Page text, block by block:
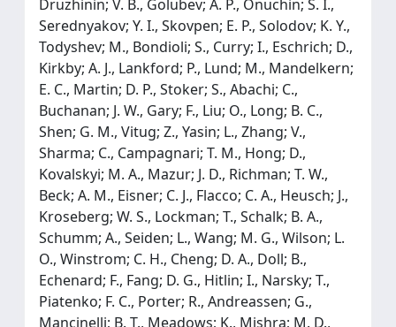
Druzhinin; V. B., Golubev; A. P., Onuchin; S. I.,
Serednyakov; Y. I., Skovpen; E. P., Solodov; K. Y.,
Todyshev; M., Bondioli; S., Curry; I., Eschrich; D.,
Kirkby; A. J., Lankford; P., Lund; M., Mandelkern;
E. C., Martin; D. P., Stoker; S., Abachi; C.,
Buchanan; J. W., Gary; F., Liu; O., Long; B. C.,
Shen; G. M., Vitug; Z., Yasin; L., Zhang; V.,
Sharma; C., Campagnari; T. M., Hong; D.,
Kovalskyi; M. A., Mazur; J. D., Richman; T. W.,
Beck; A. M., Eisner; C. J., Flacco; C. A., Heusch; J.,
Kroseberg; W. S., Lockman; T., Schalk; B. A.,
Schumm; A., Seiden; L., Wang; M. G., Wilson; L.
O., Winstrom; C. H., Cheng; D. A., Doll; B.,
Echenard; F., Fang; D. G., Hitlin; I., Narsky; T.,
Piatenko; F. C., Porter; R., Andreassen; G.,
Mancinelli; B. T., Meadows; K., Mishra; M. D.,